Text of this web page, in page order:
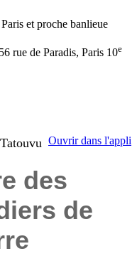
et proche banlieue
rue de Paradis, Paris 10e
Ouvrir dans l'appli
des
de